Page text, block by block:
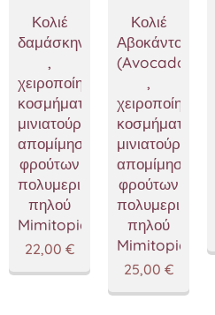
Κολιέ
δαμάσκηνο
,
χειροποίητα
κοσμήματα
μινιατούρες
απομίμησης
φρούτων
πολυμερικού
πηλού
Mimitopia
22,00 €
Κολιέ
Αβοκάντο
(Avocado)
,
χειροποίητα
κοσμήματα
μινιατούρες
απομίμησης
φρούτων
πολυμερικού
πηλού
Mimitopia
25,00 €